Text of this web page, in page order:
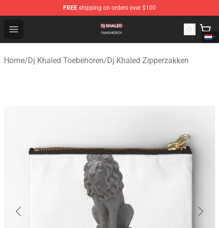
FREE shipping on orders over $100
Open menu
Dj Khaled Shop - Official Dj Khaled Merchandise Store
Home/Dj Khaled Toebehoren/Dj Khaled Zipperzakken